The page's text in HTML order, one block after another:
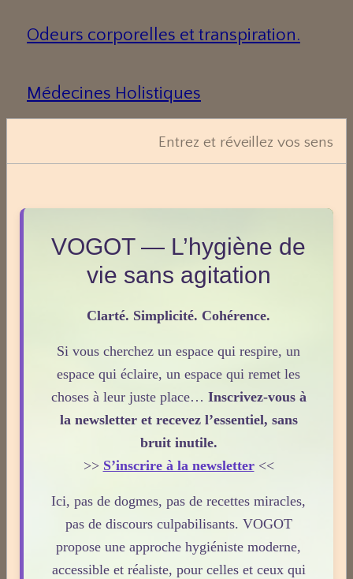
Odeurs corporelles et transpiration.
Médecines Holistiques
Plantes / affections
Addiction
Allergies
Aphrodisiaque
Asthme
Médecines Douces
Entrez et réveillez vos sens
VOGOT — L’hygiène de
vie sans agitation
Clarté. Simplicité. Cohérence.
Si vous cherchez un espace qui respire, un
espace qui éclaire, un espace qui remet les
choses à leur juste place… Inscrivez-vous à
la newsletter et recevez l’essentiel, sans
bruit inutile.
>> S’inscrire à la newsletter<<
Ici, pas de dogmes, pas de recettes miracles,
pas de discours culpabilisants. VOGOT
propose une approche hygiéniste moderne,
accessible et réaliste, pour celles et ceux qui